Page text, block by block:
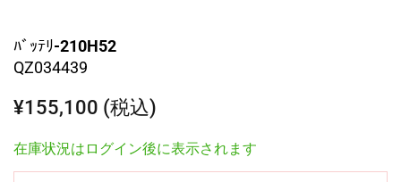
ﾊﾞｯﾃﾘ-210H52
QZ034439
¥155,100 (税込)
在庫状況はログイン後に表示されます